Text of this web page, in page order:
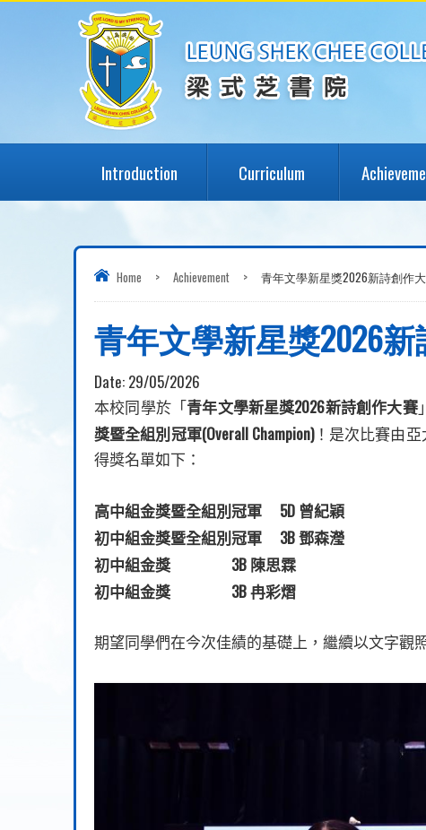
Introduction Curriculum
Home > Achievement > 青年文學新星獎2026新詩創作
青年文學新星獎2026
Date: 29/05/2026
本校同學於「 青年文學新星獎2026新詩創作大賽
獎暨全組別冠軍(Overall Champion)！是次比賽由
得獎名單如下：
高中組金獎暨全組別冠軍 5D 曾紀穎
初中組金獎暨全組別冠軍
3B 鄧森瀅
初中組金獎
3B 陳思霖
初中組金獎
3B 冉彩熠
期望同學們在今次佳績的基礎上，繼續以文字觀